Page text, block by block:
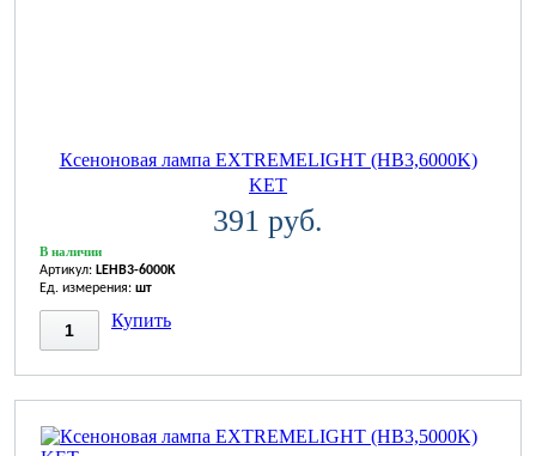
Ксеноновая лампа EXTREMELIGHT (HB3,6000K)
KET
391 руб.
В наличии
Артикул: LEHB3-6000K
Ед. измерения: шт
Купить